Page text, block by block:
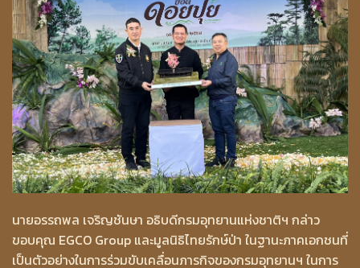
นายอรรถพล เจริญชันษา อธิบดีกรมอุทยานแห่งชาติฯ กล่าว
ขอบคุณ EGCO Group และมูลนิธิไทยรักษ์ป่า ในฐานะภาคเอกชนที่
เป็นตัวอย่างในการร่วมขับเคลื่อนภารกิจของกรมอุทยานฯ ในการ